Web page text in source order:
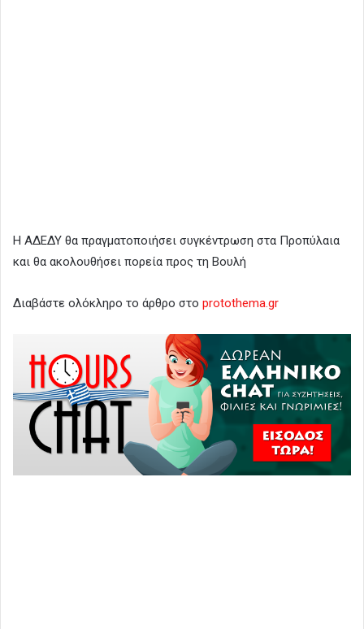
Η ΑΔΕΔΥ θα πραγματοποιήσει συγκέντρωση στα Προπύλαια
και θα ακολουθήσει πορεία προς τη Βουλή
Διαβάστε ολόκληρο το άρθρο στο protothema.gr